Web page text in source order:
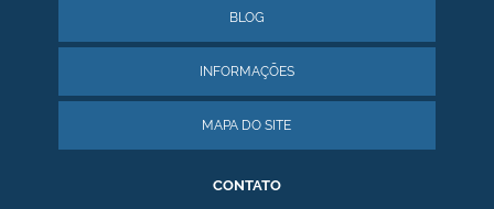
BLOG
INFORMAÇÕES
MAPA DO SITE
CONTATO